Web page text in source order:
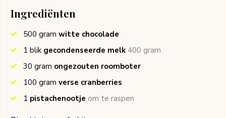
Ingrediënten
500 gram witte chocolade
1 blik gecondenseerde melk 400 gram
30 gram ongezouten roomboter
100 gram verse cranberries
1 pistachenootje om te raspen